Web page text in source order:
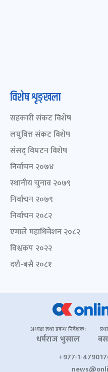
विशेष शृङ्खला
सहकारी संकट विशेष
लघुवित्त संकट विशेष
संसद् विघटन विशेष
निर्वाचन २०७४
स्थानीय चुनाव २०७९
निर्वाचन २०७९
निर्वाचन २०८२
एमाले महाधिवेशन २०८२
विश्वकप २०२२
दशैं-बसैं २०८१
अध्यक्ष तथा प्रबन्ध निर्देशक:
धर्मराज भुसाल
+977-1-